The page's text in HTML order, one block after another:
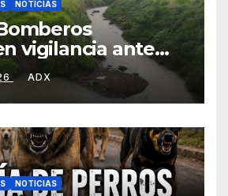
NOTÍCIAS
vigilancia ante
ADX
NOTICIAS